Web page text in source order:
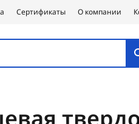
Сертификаты О компании